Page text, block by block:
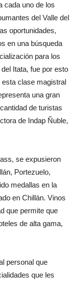
cada uno de los
del Valle del
oportunidades,
en una búsqueda
para los
Itata, fue por esto
clase magistral
una gran
de turistas
de Indap Ñuble,
se expusieron
Portezuelo,
medallas en la
en Chillán. Vinos
que permite que
de alta gama,
personal que
que les